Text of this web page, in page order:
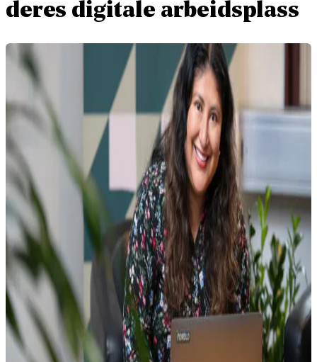
deres digitale arbeidsplass